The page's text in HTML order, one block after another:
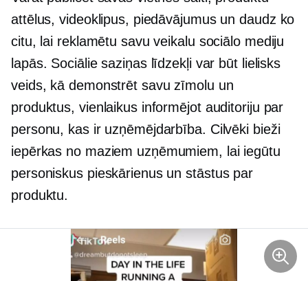
attēlus, videoklipus, piedāvājumus un daudz ko
citu, lai reklamētu savu veikalu sociālo mediju
lapās. Sociālie saziņas līdzekļi var būt lielisks
veids, kā demonstrēt savu zīmolu un
produktus, vienlaikus informējot auditoriju par
personu, kas ir uzņēmējdarbība. Cilvēki bieži
iepērkas no maziem uzņēmumiem, lai iegūtu
personiskus pieskārienus un stāstus par
produktu.